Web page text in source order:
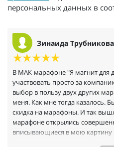
персональных данных в
Зинаида Трубникова
В МАК-марафоне "Я магнит для
участвовать просто за
выбор в пользу двух других
меня. Как мне тогда казалось.
скидка на марафоны. И так
марафоне открылись
вписывающиеся в мою картину